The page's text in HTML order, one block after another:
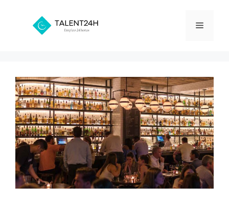
contenido
Menú